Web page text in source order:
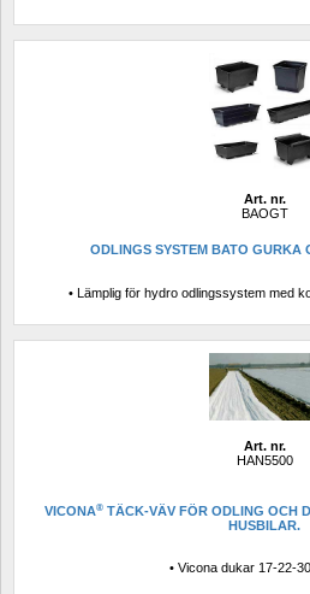
Art. nr.
BAOGT
ODLINGS SYSTEM BATO GURKA
• Lämplig för hydro odlingssystem med
Art. nr.
HAN5500
VICONA® TÄCK-VÄV FÖR ODLING OCH
HUSBILAR.
• Vicona dukar 17-22-